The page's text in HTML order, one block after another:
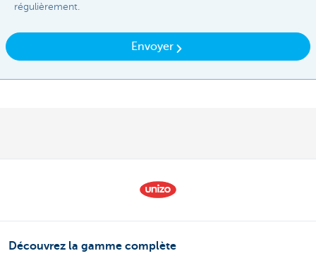
régulièrement.​
Envoyer
Découvrez la gamme complète